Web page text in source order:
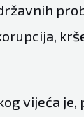
vijeća je,